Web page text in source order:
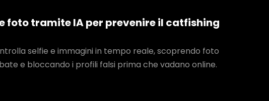
foto tramite IA per prevenire il catfishing
selfie e immagini in tempo reale, scoprendo foto
e bloccando i profili falsi prima che vadano online.